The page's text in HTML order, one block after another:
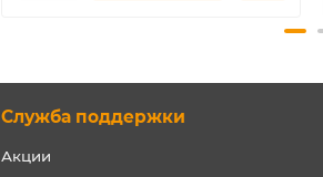
Служба поддержки
Акции